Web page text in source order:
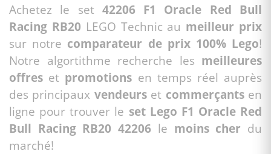
Achetez le set 42206 F1 Oracle Red Bull
Racing RB20 LEGO Technic au meilleur prix
sur notre comparateur de prix 100% Lego!
Notre algortithme recherche les meilleures
offres et promotions en temps réel auprès
des principaux vendeurset commerçantsen
ligne pour trouver le set Lego F1 Oracle Red
Bull Racing RB20 42206 le moins cher du
marché!